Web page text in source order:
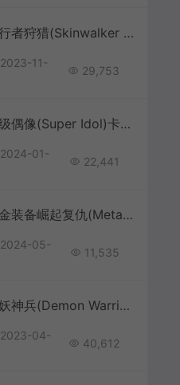
皮行者狩猎(Skinwalker Hunt)简中|PC|恐怖动作狩猎游戏
2023-11-
29,753
超级偶像(Super Idol)卡通视觉小说模拟RPG游戏|下载
2024-01-
22,441
合金装备崛起复仇(Metal Gear Rising:Revengeance)汉化|PC|ACT|DLC|修改器|科幻动作冒险游戏
2024-05-
11,535
降妖神兵(Demon Warrior)简中|PC|RPG|古装单机角色扮演游戏
2023-04-
40,612